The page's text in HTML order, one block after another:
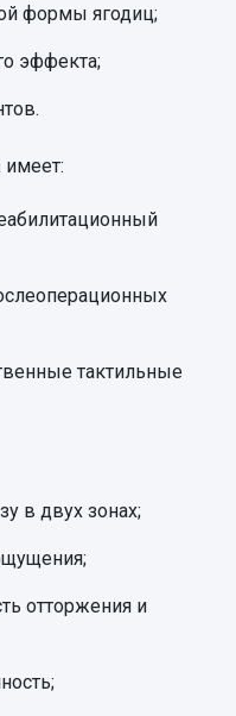
формы ягодиц;
эффекта;
имеет:
тактильные
в двух зонах;
отторжения и